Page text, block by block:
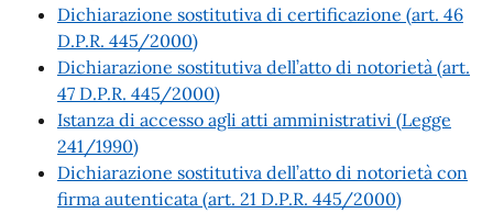
Dichiarazione sostitutiva di certificazione (art. 46
D.P.R. 445/2000)
Dichiarazione sostitutiva dell’atto di notorietà (art.
47 D.P.R. 445/2000)
Istanza di accesso agli atti amministrativi (Legge
241/1990)
Dichiarazione sostitutiva dell’atto di notorietà con
firma autenticata (art. 21 D.P.R. 445/2000)